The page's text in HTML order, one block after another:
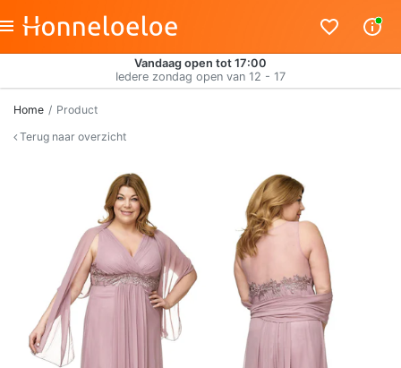
Vandaag open tot 17:00
Iedere zondag open van 12 - 17
Home
Product
Terug naar overzicht